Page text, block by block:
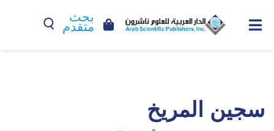
بحث
متقدم
سجين المريخ